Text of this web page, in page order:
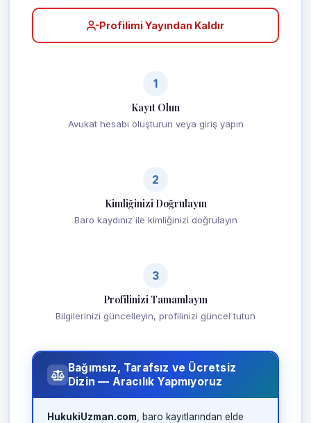
Profilimi Yayından Kaldır
1
Kayıt Olun
Avukat hesabı oluşturun veya giriş yapın
2
Kimliğinizi Doğrulayın
Baro kaydınız ile kimliğinizi doğrulayın
3
Profilinizi Tamamlayın
Bilgilerinizi güncelleyin, profilinizi güncel tutun
Bağımsız, Tarafsız ve Ücretsiz
Dizin — Aracılık Yapmıyoruz
HukukiUzman.com , baro kayıtlarından elde